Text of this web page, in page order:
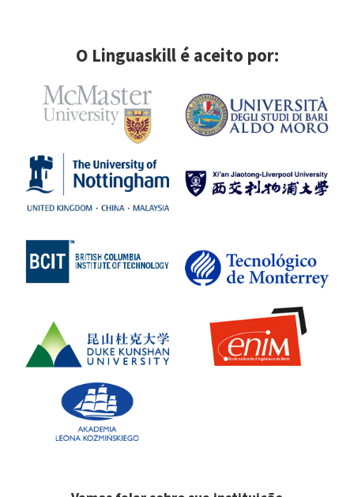
O Linguaskill é aceito por: